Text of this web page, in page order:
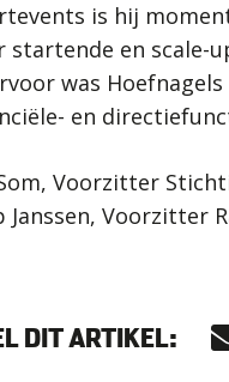
is hij
startende en scale-
was
en
Voorzitter
Janssen, Voorzitter
DIT ARTIKEL: